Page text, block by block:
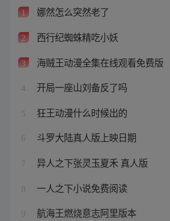
1 娜然怎么突然老了
2 西行纪蜘蛛精吃小妖
3 海贼王动漫全集在线观看免费版
4 开局一座山刘备反了吗
5 狂王动漫什么时候出的
6 斗罗大陆真人版上映日期
7 异人之下张灵玉夏禾 真人版
8 一人之下小说免费阅读
9 航海王燃烧意志阿里版本